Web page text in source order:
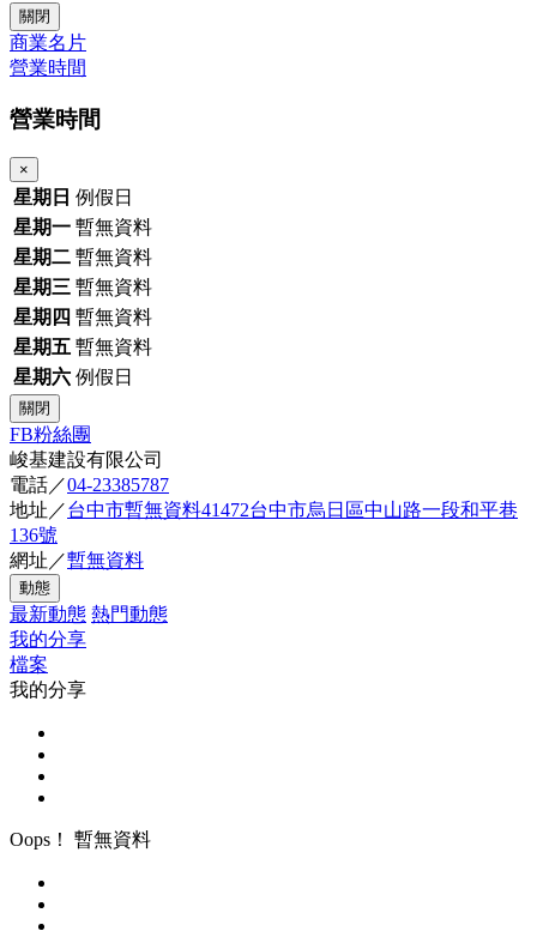
關閉
商業名片
營業時間
營業時間
×
星期日 例假日
星期一 暫無資料
星期二 暫無資料
星期三 暫無資料
星期四 暫無資料
星期五 暫無資料
星期六 例假日
關閉
FB粉絲團
峻基建設有限公司
電話／04-23385787
地址／台中市暫無資料41472台中市烏日區中山路一段和平巷
136號
網址／暫無資料
動態
最新動態 熱門動態
我的分享
檔案
我的分享
Oops！ 暫無資料